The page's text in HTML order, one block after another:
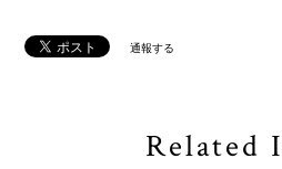
通報する
Related